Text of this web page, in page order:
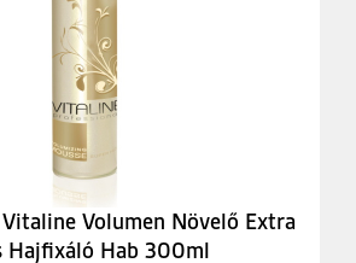
Vitaline Volumen Növelő Extra
Hajfixáló Hab 300ml